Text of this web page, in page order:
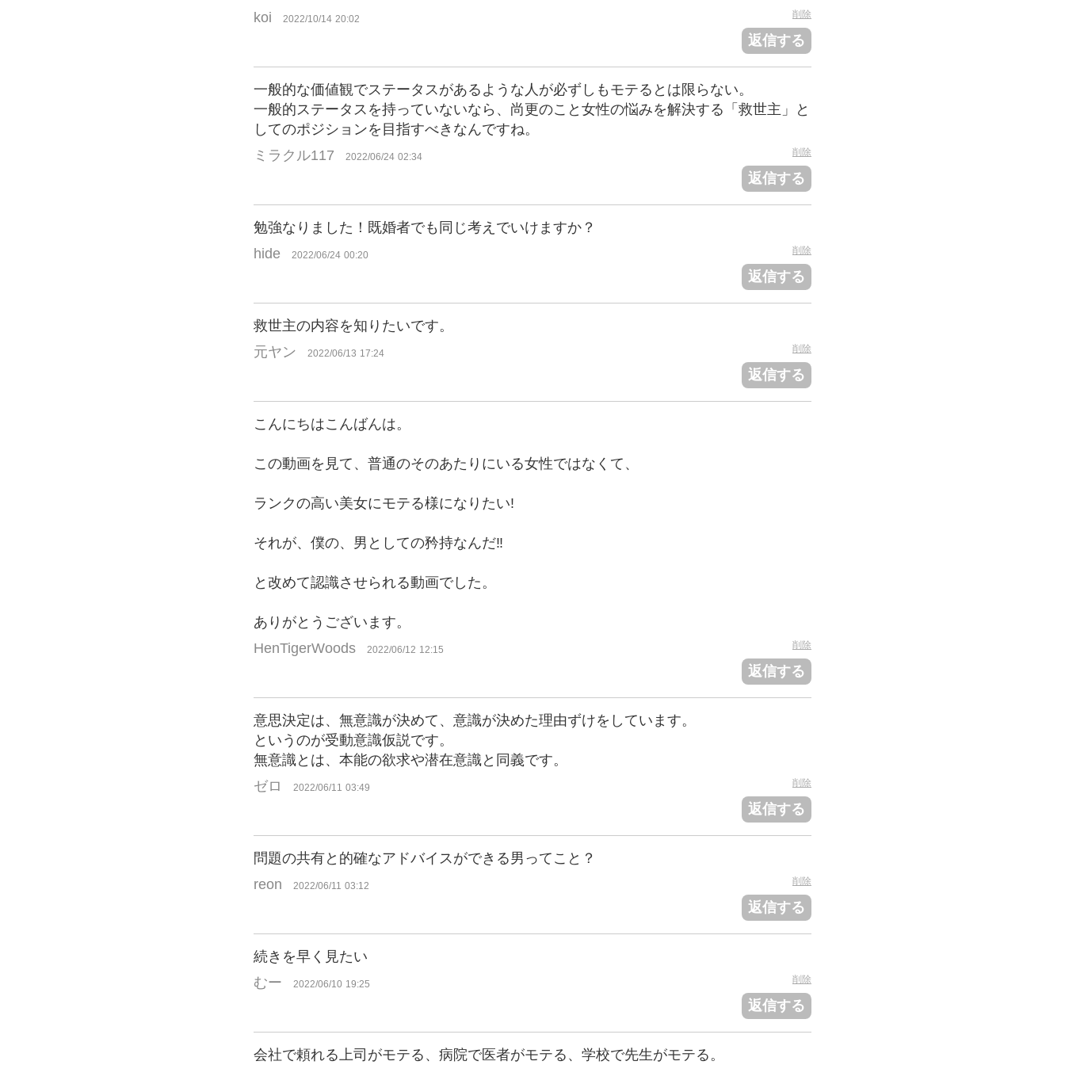
koi
2022/10/14 20:02 削除
返信する
一般的な価値観でステータスがあるような人が必ずしもモテるとは限らない。
一般的ステータスを持っていないなら、尚更のこと女性の悩みを解決する「救世主」と
してのポジションを目指すべきなんですね。
ミラクル117
2022/06/24 02:34 削除
返信する
勉強なりました！既婚者でも同じ考えでいけますか？
hide
2022/06/24 00:20 削除
返信する
救世主の内容を知りたいです。
元ヤン
2022/06/13 17:24 削除
返信する
こんにちはこんばんは。
この動画を見て、普通のそのあたりにいる女性ではなくて、
ランクの高い美女にモテる様になりたい!
それが、僕の、男としての矜持なんだ‼
と改めて認識させられる動画でした。
ありがとうございます。
HenTigerWoods
2022/06/12 12:15 削除
返信する
意思決定は、無意識が決めて、意識が決めた理由ずけをしています。
というのが受動意識仮説です。
無意識とは、本能の欲求や潜在意識と同義です。
ゼロ
2022/06/11 03:49 削除
返信する
問題の共有と的確なアドバイスができる男ってこと？
reon
2022/06/11 03:12 削除
返信する
続きを早く見たい
むー
2022/06/10 19:25 削除
返信する
会社で頼れる上司がモテる、病院で医者がモテる、学校で先生がモテる。